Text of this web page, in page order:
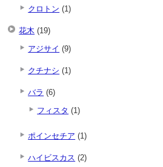
クロトン (1)
花木 (19)
アジサイ (9)
クチナシ (1)
バラ (6)
フィスタ (1)
ポインセチア (1)
ハイビスカス (2)